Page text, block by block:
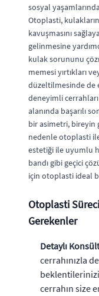
sosyal
Otoplasti,
kavuşmasını
gelinmesine
kulak sorununu
memesi yırtıkları
düzeltilmesinde de
deneyimli
alanında başarılı
bir asimetri, bireyin
nedenle otoplasti
estetiği ile uyumlu
bandı gibi geçici
için otoplasti ideal
Otoplasti
Gerekenler
Detaylı
cerrahınızla
cerrahın size